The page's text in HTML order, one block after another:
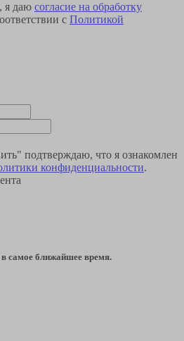
я даю согласие на обработку
с Политикой
подтверждаю, что я ознакомлен
конфиденциальности.
самое ближайшее время.